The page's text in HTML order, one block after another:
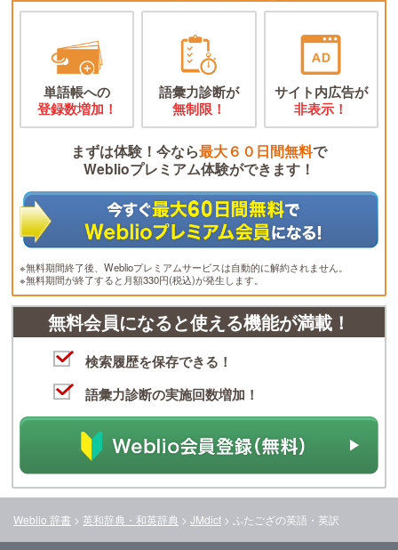
単語帳への
登録数増加！
語彙力診断が
無制限！
サイト内広告が
非表示！
まずは体験！今なら最大６０日間無料で
Weblioプレミアム体験ができます！
※無料期間終了後、Weblioプレミアムサービスは自動的に解約されません。
※無料期間が終了すると月額330円(税込)が発生します。
無料会員になると使える機能が満載！
検索履歴を保存できる！
語彙力診断の実施回数増加！
Weblio 辞書 > 英和辞典・和英辞典 > JMdict > ふたござの英語・英訳